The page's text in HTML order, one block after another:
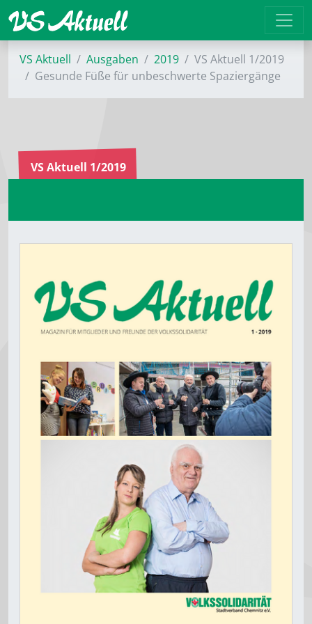
VS Aktuell Ausgaben 2019
VS Aktuell 1/2019
Gesunde Füße für unbeschwerte Spaziergänge
VS Aktuell 1/2019